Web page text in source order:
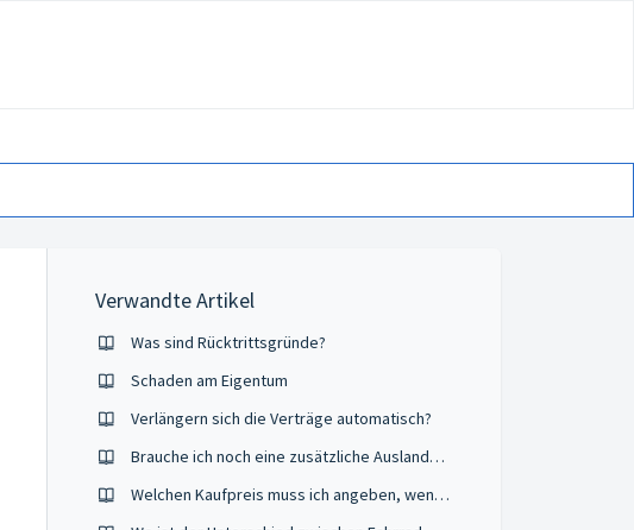
Verwandte Artikel
Was sind Rücktrittsgründe?
Schaden am Eigentum
Verlängern sich die Verträge automatisch?
Brauche ich noch eine zusätzliche Auslandskrankenversicherung, wenn ich bereits die europäische Krankenversicherungskarte habe?
Welchen Kaufpreis muss ich angeben, wenn ich das Handy mit einem Mobilfunkvertrag oder Aktion oder einem Sonderpreis gekauft habe?